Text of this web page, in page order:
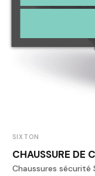
SIXTON
CHAUSSURE DE
Chaussures sécurité